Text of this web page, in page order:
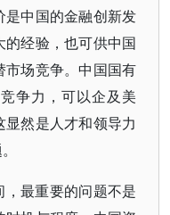
中国的金融创新发
经验，也可供中国
场竞争。中国国有
争力，可以企及美
然是人才和领导力
最重要的问题不是